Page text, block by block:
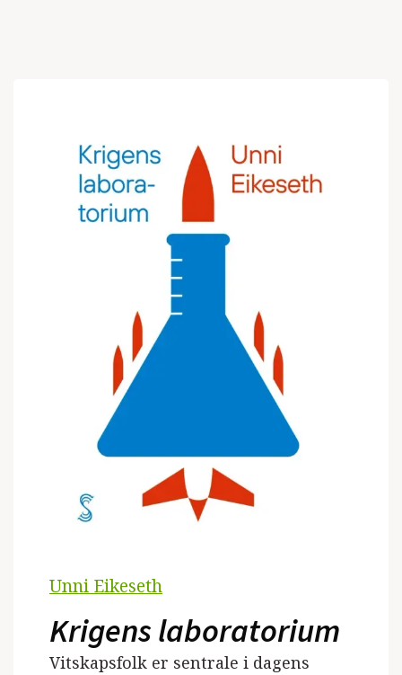
Unni Eikeseth
Krigens laboratorium
Vitskapsfolk er sentrale i dagens